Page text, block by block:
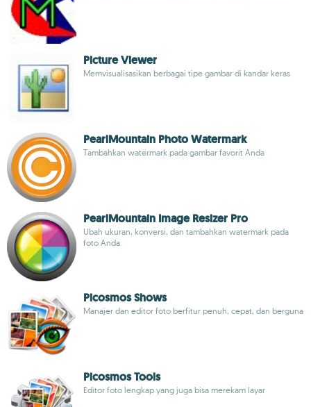
Picture Viewer
Memvisualisasikan berbagai tipe gambar di kandar keras
PearlMountain Photo Watermark
Tambahkan watermark pada gambar favorit Anda
PearlMountain Image Resizer Pro
Ubah ukuran, konversi, dan tambahkan watermark pada
foto Anda
Picosmos Shows
Manajer dan editor foto berfitur penuh, cepat, dan berguna
Picosmos Tools
Editor foto lengkap yang juga bisa merekam layar